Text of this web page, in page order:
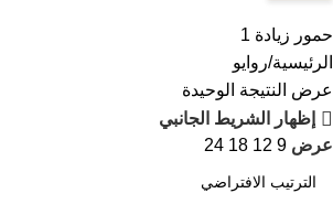
حمور زيادة 1
الرئيسية روايو
عرض النتيجة الوحيدة
إظهار الشريط الجانبي
عرض 9
12
18
24